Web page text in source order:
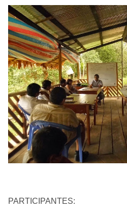
PARTICIPANTES: